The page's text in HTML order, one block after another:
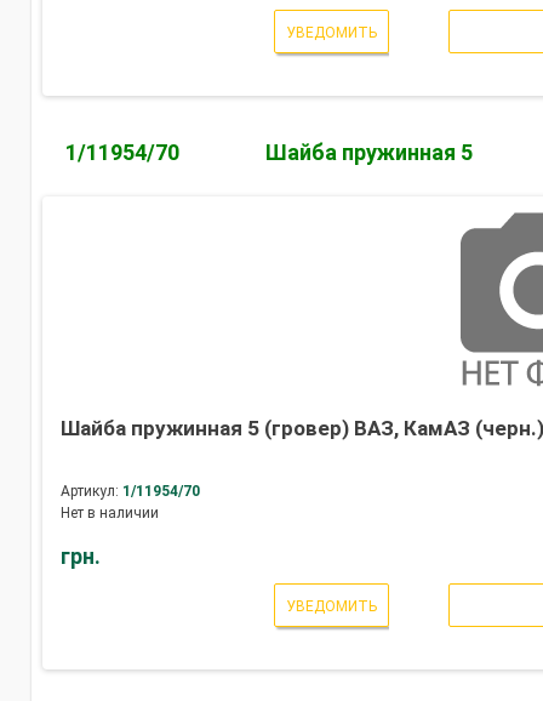
УВЕДОМИТЬ
1/11954/70 Шайба пружинная 5
Шайба пружинная 5 (гровер) ВАЗ, КамАЗ
Артикул: 1/11954/70
Нет в наличии
грн.
УВЕДОМИТЬ